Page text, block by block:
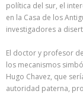
política del sur, el
en la Casa de los
investigadores a
El doctor y profesor
los mecanismos
Hugo Chavez, que
autoridad paterna,